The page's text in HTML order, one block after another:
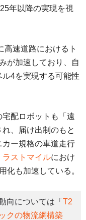
年以降の実現を視
高速道路におけるト
が加速しており、自
4を実現する可能性
配ロボットも「遠
、届け出制のもと
ー規格の車道走行
ラストマイルにおけ
化も加速している。
向については「 T2
クの物流網構築